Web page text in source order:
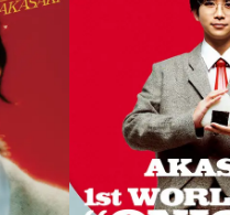
Notice